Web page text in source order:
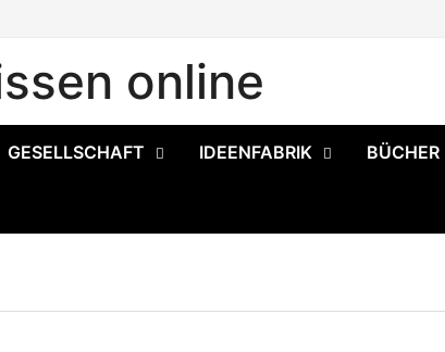
online
GESELLSCHAFT IDEENFABRIK BÜCHER